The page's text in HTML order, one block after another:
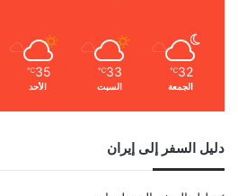
32
℃
الجمعة
33
℃
السبت
35
℃
الأحد
دليل السفر إلى إيران